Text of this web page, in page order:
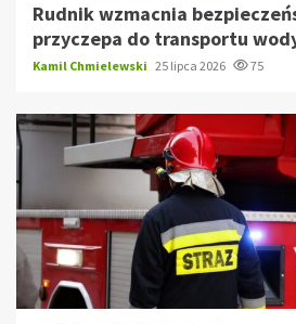
Rudnik wzmacnia
przyczepa do transportu
Kamil Chmielewski 25 lipca 2026 75